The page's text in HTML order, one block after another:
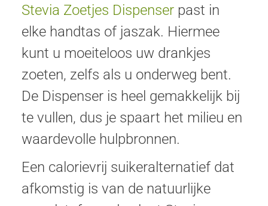
Stevia Zoetjes Dispenser past in
elke handtas of jaszak. Hiermee
kunt u moeiteloos uw drankjes
zoeten, zelfs als u onderweg bent.
De Dispenser is heel gemakkelijk bij
te vullen, dus je spaart het milieu en
waardevolle hulpbronnen.
Een calorievrij suikeralternatief dat
afkomstig is van de natuurlijke